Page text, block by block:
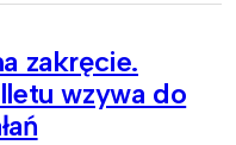
zakręcie.
wzywa do